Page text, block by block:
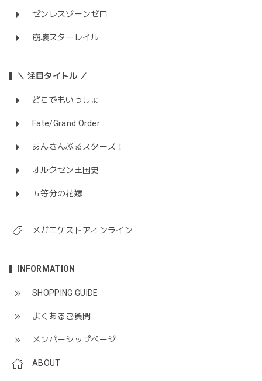
ゼンレスゾーンゼロ
崩壊スターレイル
＼ 注目タイトル ／
どこでもいっしょ
Fate/Grand Order
あんさんぶるスターズ！
オルクセン王国史
五等分の花嫁
メガニケストアオンライン
INFORMATION
SHOPPING GUIDE
よくあるご質問
メンバーシップページ
ABOUT